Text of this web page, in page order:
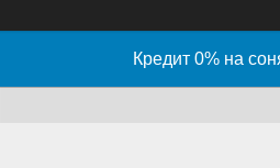
Кредит 0% на